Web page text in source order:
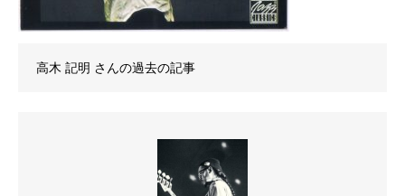
高木 記明 さんの過去の記事